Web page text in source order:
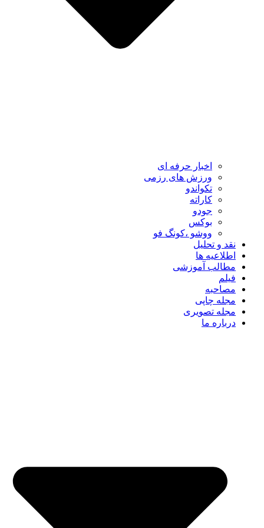
اخبار حرفه ای
ورزش های رزمی
تکواندو
کاراته
جودو
بوکس
ووشو ،کونگ فو
نقد و تحلیل
اطلاعیه ها
مطالب آموزشی
فیلم
مصاحبه
مجله چاپی
مجله تصویری
درباره ما